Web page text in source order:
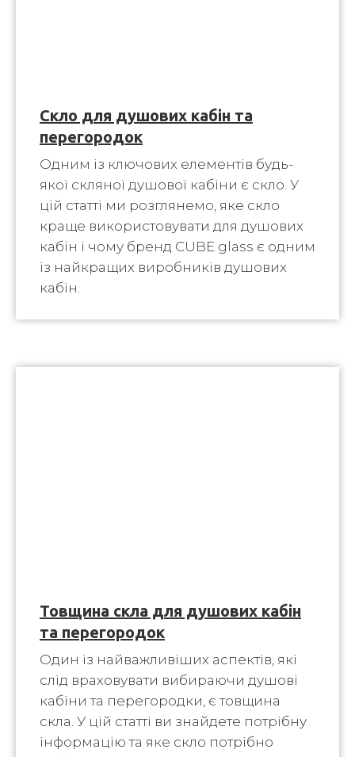
Скло для душових кабін та
перегородок
Одним із ключових елементів будь-
якої скляної душової кабіни є скло. У
цій статті ми розглянемо, яке скло
краще використовувати для душових
кабін і чому бренд CUBE glass є одним
із найкращих виробників душових
кабін.
Товщина скла для душових кабін
та перегородок
Один із найважливіших аспектів, які
слід враховувати вибираючи душові
кабіни та перегородки, є товщина
скла. У цій статті ви знайдете потрібну
інформацію та яке скло потрібно